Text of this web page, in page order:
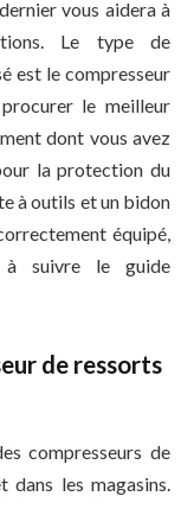
vous aidera à
Le type de
est le compresseur
le meilleur
dont vous avez
la protection du
à outils et un bidon
équipé,
à suivre le guide
de ressorts
compresseurs de
dans les magasins.